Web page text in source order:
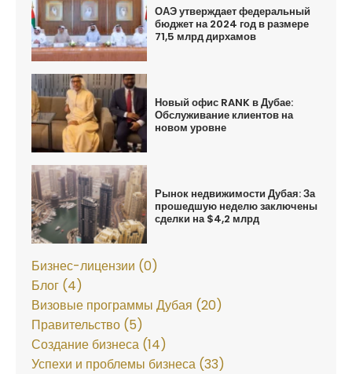
ОАЭ утверждает федеральный
бюджет на 2024 год в размере
71,5 млрд дирхамов
Новый офис RANK в Дубае:
Обслуживание клиентов на
новом уровне
Рынок недвижимости Дубая: За
прошедшую неделю заключены
сделки на $4,2 млрд
Бизнес-лицензии (0)
Блог (4)
Визовые программы Дубая (20)
Правительство (5)
Создание бизнеса (14)
Успехи и проблемы бизнеса (33)